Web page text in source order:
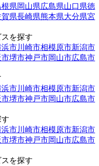
県岡山県広島県山口県徳
県長崎県熊本県大分県宮
を探す
浜市川崎市相模原市新潟市
市堺市神戸市岡山市広島市
浜市川崎市相模原市新潟市
市堺市神戸市岡山市広島市
浜市川崎市相模原市新潟市
市堺市神戸市岡山市広島市
を探す